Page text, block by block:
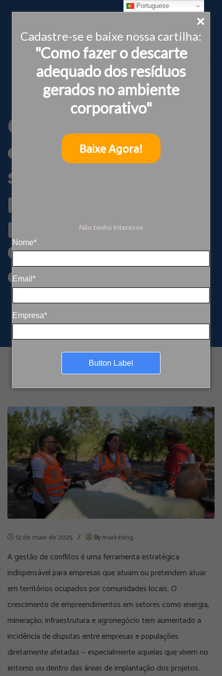
Cadastre-se e baixe nossa cartilha:
"Como fazer o descarte
adequado dos resíduos
gerados no ambiente
corporativo"
Baixe Agora!
Não tenho interesse
Nome*
Email*
Empresa*
Button Label
Gestão de
conflitos
socioambientais:
pilar estratégico
para empresas em
diálogo com
comunidades
12 de maio de 2025 / Bymarketing
A gestão de conflitos é uma ferramenta estratégica
indispensável para empresas que atuam ou pretendem atuar
em territórios ocupados por comunidades locais. O
crescimento de empreendimentos em setores como energia,
mineração, infraestrutura e agronegócio tem aumentado a
incidência de disputas entre empresas e populações
diretamente afetadas — especialmente aquelas que vivem no
entorno ou dentro das áreas de implantação dos projetos.
Portuguese